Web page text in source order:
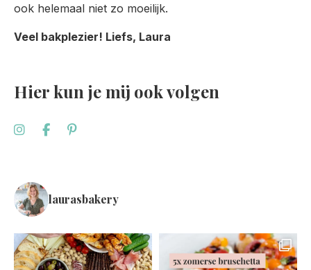
ook helemaal niet zo moeilijk.
Veel bakplezier! Liefs, Laura
Hier kun je mij ook volgen
laurasbakery